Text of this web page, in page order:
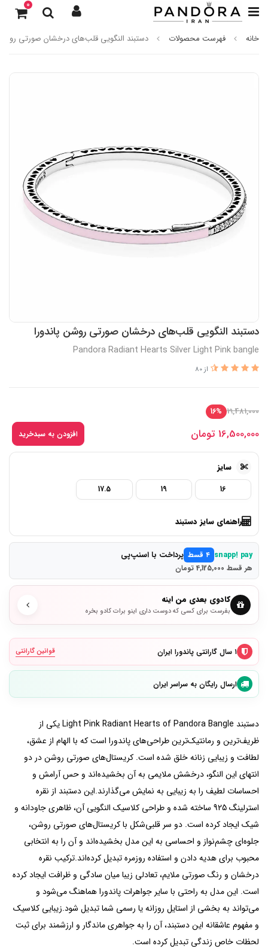
0
خانه فهرست محصولات دستبند النگویی قلب‌های درخشان صورتی روشن
دستبند النگویی قلب‌های درخشان صورتی روشن پاندورا
Pandora Radiant Hearts Silver Light Pink bangle
از 80
19,481,000
16%
16,500,000 تومان افزودن به سبدخرید
سایز
16
19
17.5
راهنمای سایز دستبند
snapp! pay ۴ قسط پرداخت با اسنپ‌پی
هر قسط 4,125,000 تومان
کادوی بعدی من اینه
بفرست برای کسی که دوست داری اینو برات کادو بخره
۱ سال گارانتی پاندورا ایران قوانین گارانتی
ارسال رایگان به سراسر ایران
دستبند Light Pink Radiant Hearts of Pandora Bangle یکی از
ظریف‌ترین و رمانتیک‌ترین طراحی‌های پاندورا است که با الهام از عشق،
لطافت و زیبایی زنانه خلق شده است. کریستال‌های صورتی روشن در دو
انتهای این النگو، درخشش ملایمی به آن بخشیده‌اند و حس آرامش و
احساسات لطیف را به زیبایی به نمایش می‌گذارند.این دستبند از نقره
استرلینگ 925 ساخته شده و طراحی کلاسیک النگویی آن، ظاهری جاودانه و
شیک ایجاد کرده است. دو سر قلبی‌شکل با کریستال‌های صورتی روشن،
جلوه‌ای چشم‌نواز و احساسی به این مدل بخشیده‌اند و آن را به انتخابی
محبوب برای هدیه دادن و استفاده روزمره تبدیل کرده‌اند.ترکیب نقره
درخشان و رنگ صورتی ملایم، تعادلی زیبا میان سادگی و ظرافت ایجاد کرده
است. این مدل به راحتی با سایر جواهرات پاندورا هماهنگ می‌شود و
می‌تواند به بخشی از استایل روزانه یا رسمی شما تبدیل شود.زیبایی کلاسیک
و مفهوم عاشقانه این دستبند، آن را به جواهری ماندگار و ارزشمند برای ثبت
لحظات خاص زندگی تبدیل کرده است.